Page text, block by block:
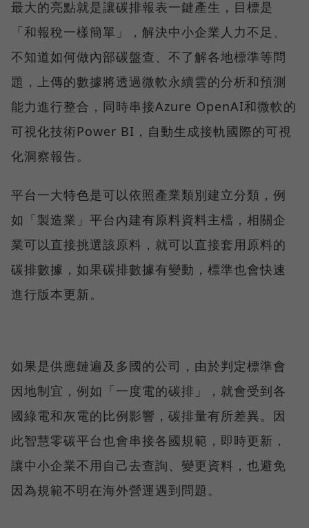
最大的亮點就是讓碳排報表一鍵產生，目標是
「和報稅一樣簡單」，解決中小企業人力不足、
不知道如何做內部碳盤查、不了解各地標準等問
題，上傳的數據將透過微軟永續雲的分析和預測
能力進行整合，同時串接Azure OpenAI和微軟的
可視化技術Power BI，自動生成接軌國際的可視
化洞察報告。
平台一大特色是可以依照產業類別建立分類，例
如「製造業」平台內建有原料資料主檔，相關企
業可以直接挑選該原料，就可以直接套用原料的
碳排數據，如果碳排數據有變動，標準也會快速
進行版本更新。
如果是供應鏈遍及多國的公司，由於判定標準會
因地制宜，例如「一度電的碳排」，就會受到各
國綠電和灰電的比例影響，碳排量有所差異。因
此智慧零碳平台也會串接各國規範，即時更新，
讓中小企業不用自己去查詢、變更資料，也避免
因為規範不明在海外營運遇到問題。